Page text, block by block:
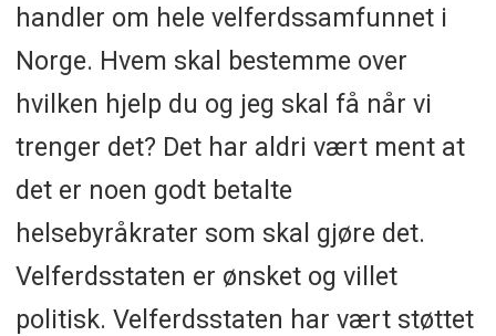
handler om hele velferdssamfunnet i
Norge. Hvem skal bestemme over
hvilken hjelp du og jeg skal få når vi
trenger det? Det har aldri vært ment at
det er noen godt betalte
helsebyråkrater som skal gjøre det.
Velferdsstaten er ønsket og villet
politisk. Velferdsstaten har vært støttet